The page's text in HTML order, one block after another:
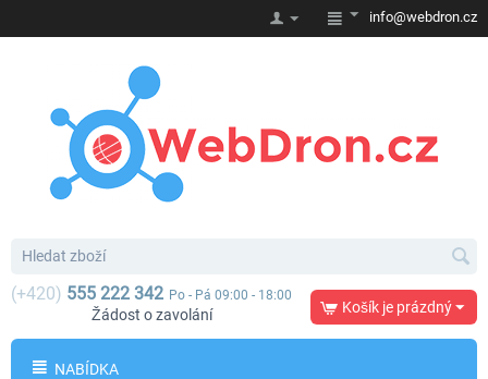
info@webdron.cz
(+420) 555 222 342 Po - Pá 09:00 - 18:00
Žádost o zavolání Košík je prázdný
NABÍDKA